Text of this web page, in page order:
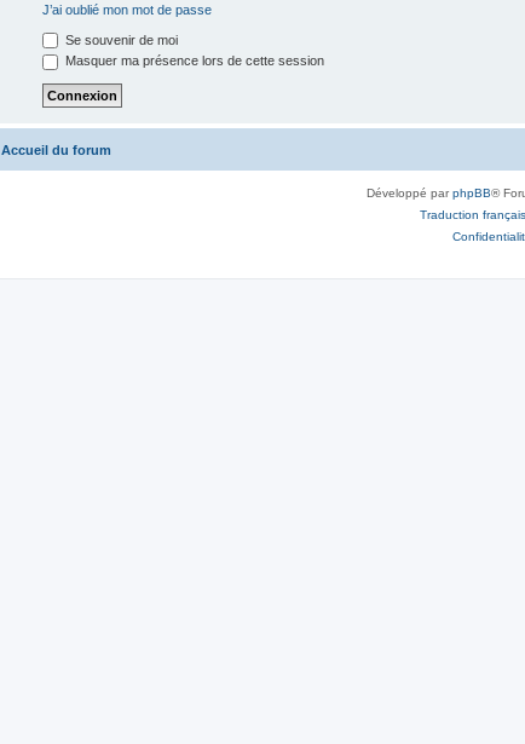
J’ai oublié mon mot de passe
Se souvenir de moi
Masquer ma présence lors de cette session
Accueil du forum
Développé parphpBB®
Traduction